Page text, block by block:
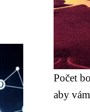
Počet
aby